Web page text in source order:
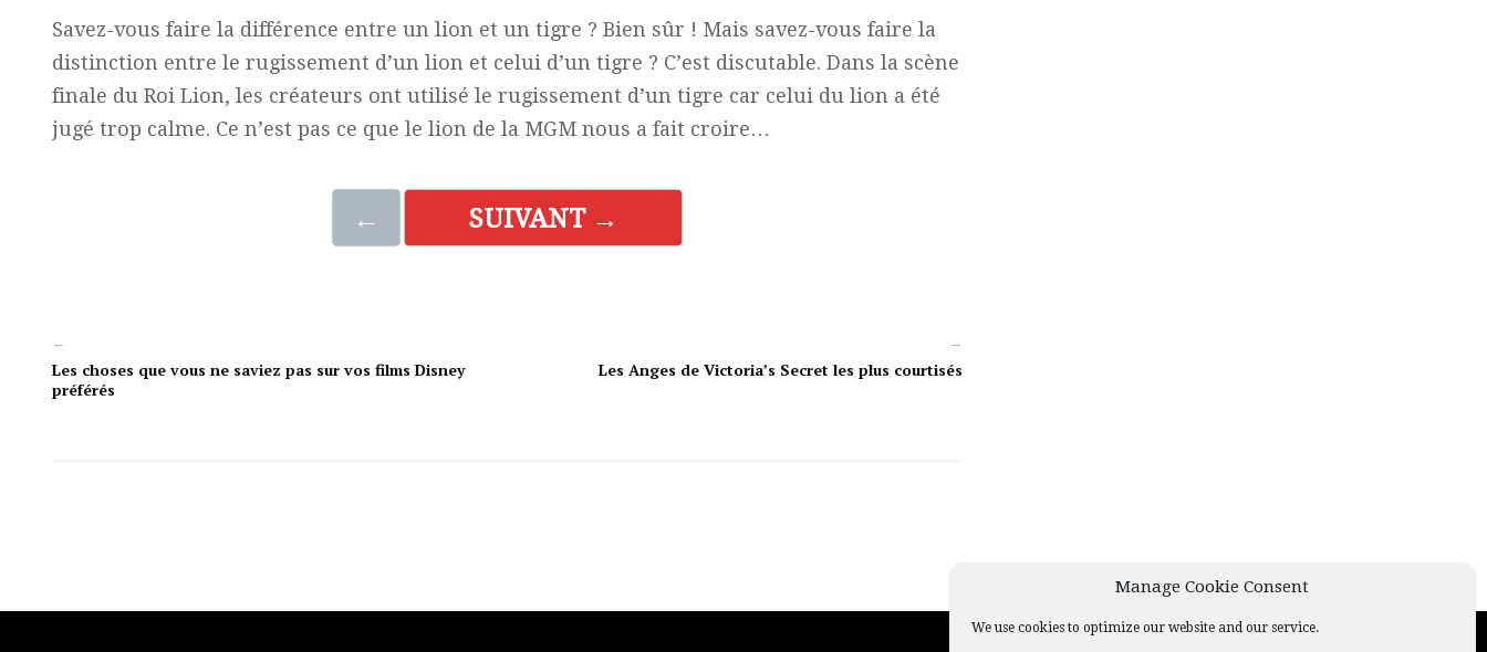
Manage Cookie Consent
We use cookies to optimize our website and our service.
Savez-vous faire la différence entre un lion et un tigre ? Bien sûr ! Mais savez-vous faire la
distinction entre le rugissement d’un lion et celui d’un tigre ? C’est discutable. Dans la scène
finale du Roi Lion, les créateurs ont utilisé le rugissement d’un tigre car celui du lion a été
jugé trop calme. Ce n’est pas ce que le lion de la MGM nous a fait croire…
← SUIVANT →
←
Les choses que vous ne saviez pas sur vos films Disney
préférés
→
Les Anges de Victoria’s Secret les plus courtisés